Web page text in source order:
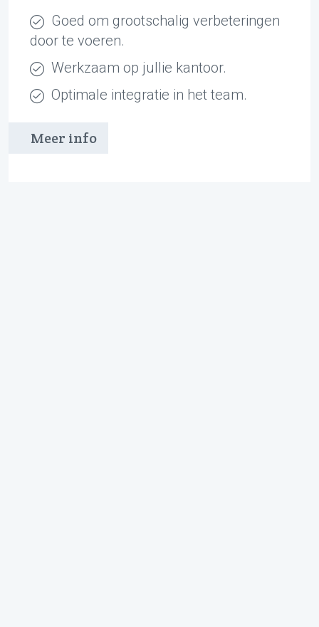
Goed om grootschalig verbeteringen
door te voeren.
Werkzaam op jullie kantoor.
Optimale integratie in het team.
Meer info